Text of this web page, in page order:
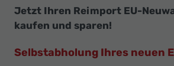
Jetzt Ihren Reimport EU-
kaufen und sparen!
Selbstabholung Ihres neuen